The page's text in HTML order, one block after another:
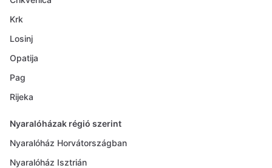
Krk
Losinj
Opatija
Pag
Rijeka
Nyaralóházak régió szerint
Nyaralóház Horvátországban
Nyaralóház Isztrián